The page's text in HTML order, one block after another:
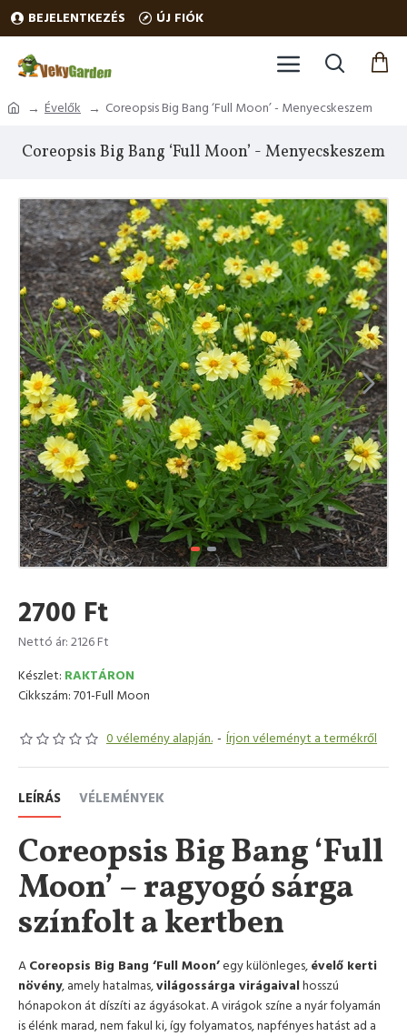
BEJELENTKEZÉS ÚJ FIÓK
Évelők Coreopsis Big Bang ‘Full Moon’ - Menyecskeszem
Coreopsis Big Bang ‘Full Moon’ - Menyecskeszem
Készlet: RAKTÁRON
Cikkszám: 701-Full Moon
0 vélemény alapján. - Írjon véleményt a termékről
2700 Ft
Nettó ár: 2126 Ft
LEÍRÁS VÉLEMÉNYEK
Coreopsis Big Bang ‘Full
Moon’ – ragyogó sárga
színfolt a kertben
A Coreopsis Big Bang ‘Full Moon’egy különleges, évelő kerti
növény, amely hatalmas,világossárga virágaivalhosszú
hónapokon át díszíti az ágyásokat. A virágok színe a nyár folyamán
is élénk marad, nem fakul ki, így folyamatos, napfényes hatást ad a